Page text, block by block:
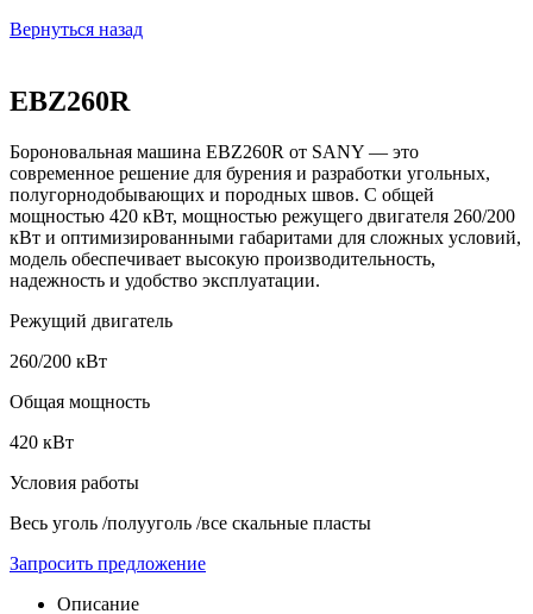
Вернуться назад
EBZ260R
Бороновальная машина EBZ260R от SANY — это
современное решение для бурения и разработки угольных,
полугорнодобывающих и породных швов. С общей
мощностью 420 кВт, мощностью режущего двигателя 260/200
кВт и оптимизированными габаритами для сложных условий,
модель обеспечивает высокую производительность,
надежность и удобство эксплуатации.
Режущий двигатель
260/200 кВт
Общая мощность
420 кВт
Условия работы
Весь уголь /полууголь /все скальные пласты
Запросить предложение
Описание